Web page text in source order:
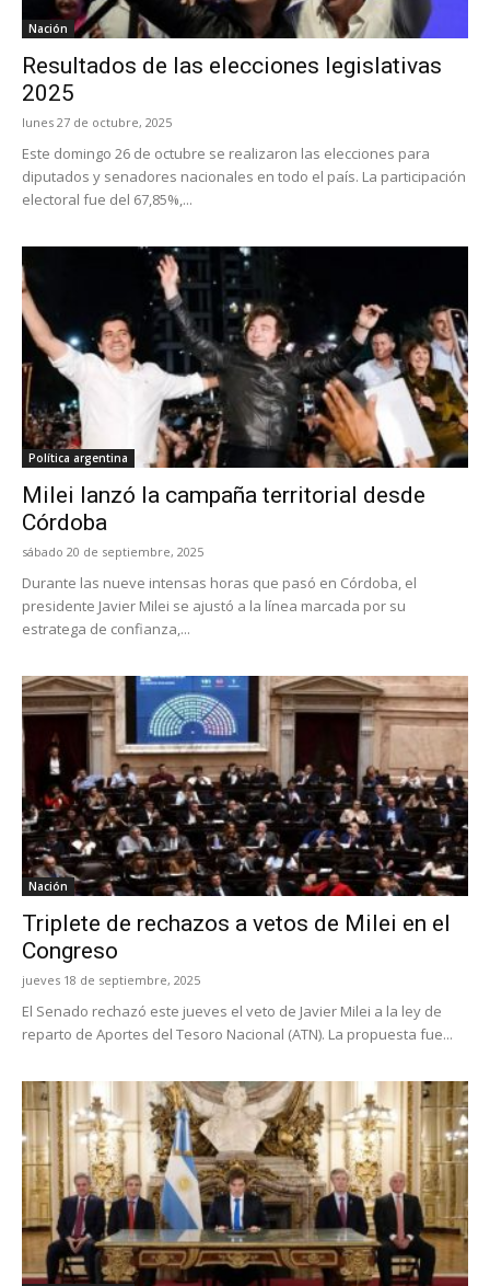
Nación
Resultados de las elecciones legislativas
2025
lunes 27 de octubre, 2025
Este domingo 26 de octubre se realizaron las elecciones para
diputados y senadores nacionales en todo el país. La participación
electoral fue del 67,85%,...
Política argentina
Milei lanzó la campaña territorial desde
Córdoba
sábado 20 de septiembre, 2025
Durante las nueve intensas horas que pasó en Córdoba, el
presidente Javier Milei se ajustó a la línea marcada por su
estratega de confianza,...
Nación
Triplete de rechazos a vetos de Milei en el
Congreso
jueves 18 de septiembre, 2025
El Senado rechazó este jueves el veto de Javier Milei a la ley de
reparto de Aportes del Tesoro Nacional (ATN). La propuesta fue...